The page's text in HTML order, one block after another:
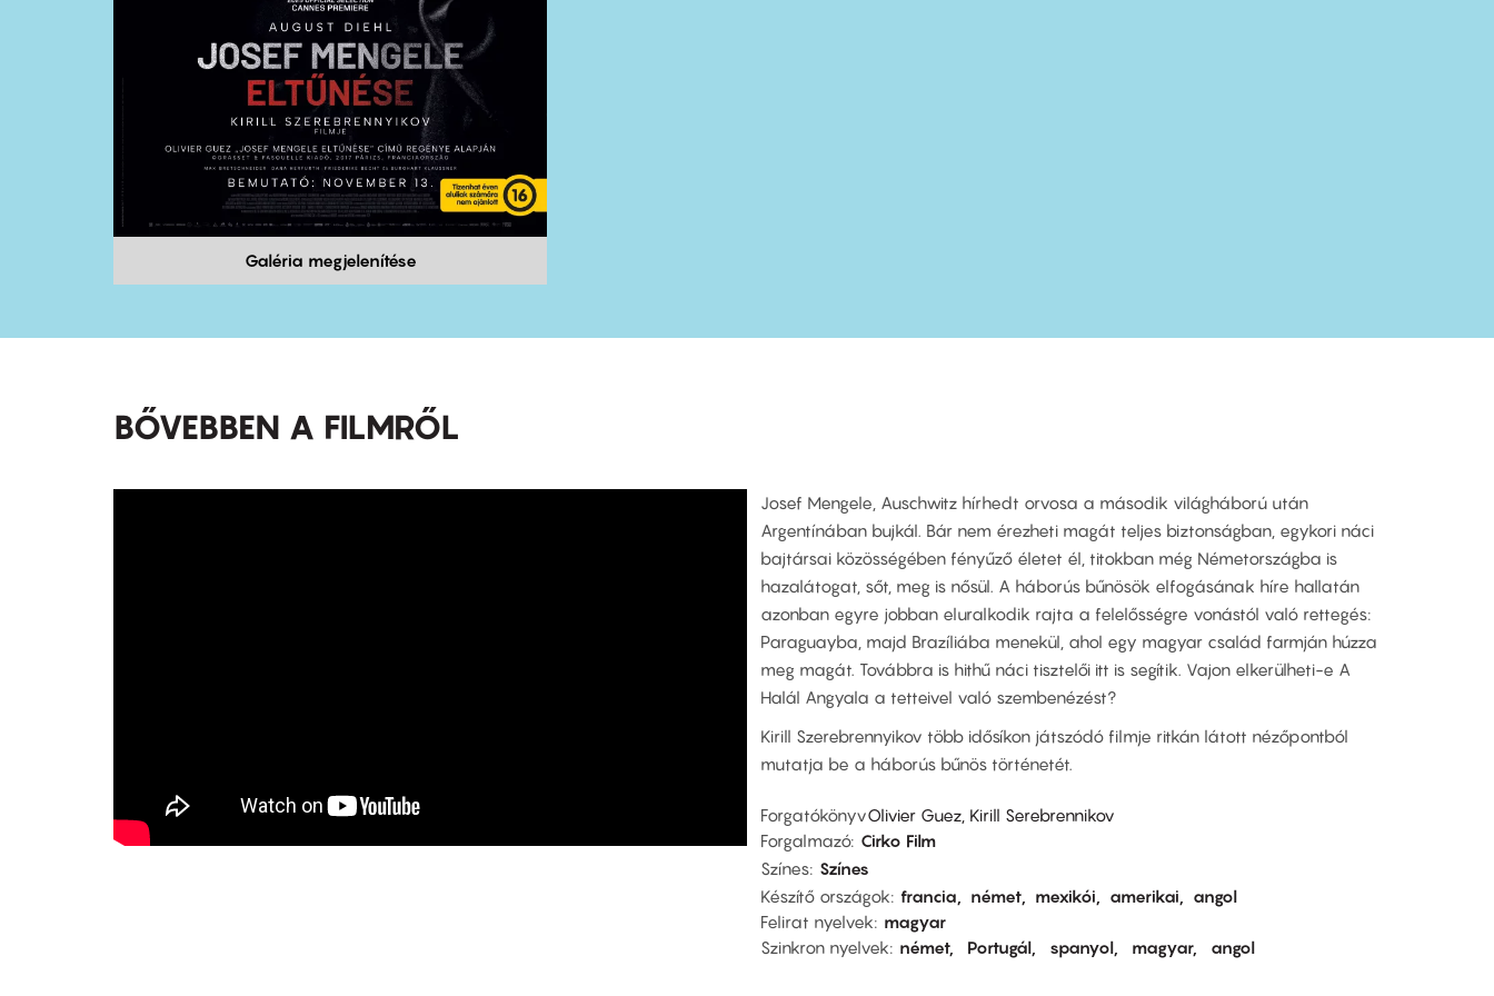
Galéria megjelenítése
BŐVEBBEN A FILMRŐL
Josef Mengele, Auschwitz hírhedt orvosa a második világháború után
Argentínában bujkál. Bár nem érezheti magát teljes biztonságban, egykori náci
bajtársai közösségében fényűző életet él, titokban még Németországba is
hazalátogat, sőt, meg is nősül. A háborús bűnösök elfogásának híre hallatán
azonban egyre jobban eluralkodik rajta a felelősségre vonástól való rettegés:
Paraguayba, majd Brazíliába menekül, ahol egy magyar család farmján húzza
meg magát. Továbbra is hithű náci tisztelői itt is segítik. Vajon elkerülheti-e A
Halál Angyala a tetteivel való szembenézést?
Kirill Szerebrennyikov több idősíkon játszódó filmje ritkán látott nézőpontból
mutatja be a háborús bűnös történetét.
ForgatókönyvOlivier Guez, Kirill Serebrennikov
Forgalmazó Cirko Film
Színes Színes
Készítő országok francia német mexikói amerikai
angol
Felirat nyelvek
magyar
Szinkron nyelvek
német Portugál spanyol magyar angol